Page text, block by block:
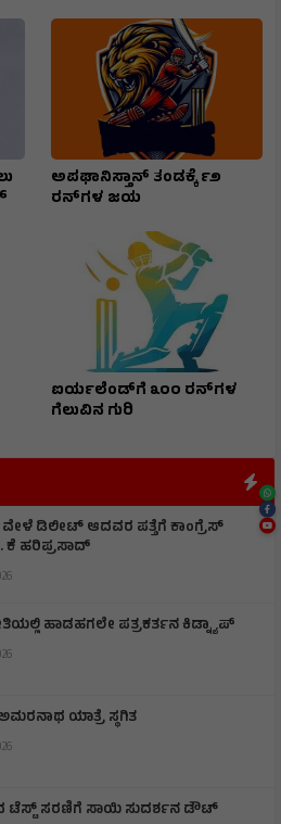
ಅಪಘಾನಿಸ್ತಾನ್ ತಂಡಕ್ಕೆ ೯೨
ರನ್‌ಗಳ ಜಯ
ಐರ್ಯಲೆಂಡ್‌ಗೆ ೩೦೦ ರನ್‌ಗಳ
ಗೆಲುವಿನ ಗುರಿ
ವೇಳೆ ಡಿಲೀಟ್ ಆದವರ ಪತ್ತೆಗೆ ಕಾಂಗ್ರೆಸ್
ಹರಿಪ್ರಸಾದ್
ಹಾಡಹಗಲೇ ಪತ್ರಕರ್ತನ ಕಿಡ್ನ್ಯಾಪ್
ಯಾತ್ರೆ ಸ್ಥಗಿತ
ಟೆಸ್ಟ್ ಸರಣಿಗೆ ಸಾಯಿ ಸುದರ್ಶನ ಡೌಟ್